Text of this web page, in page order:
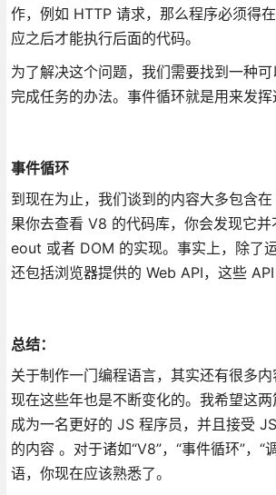
作，例如 HTTP 请求，那么程序必须得
应之后才能执行后面的代码。
为了解决这个问题，我们需要找到一种
完成任务的办法。事件循环就是用来发挥
事件循环
到现在为止，我们谈到的内容大多包含
果你去查看 V8 的代码库，你会发现它
eout 或者 DOM 的实现。事实上，除了
还包括浏览器提供的 Web API，这些 API
总结：
关于制作一门编程语言，其实还有很多
现在这些年也是不断变化的。我希望这
成为一名更好的 JS 程序员，并且接受
的内容 。对于诸如“V8”，“事件循环”，“
语，你现在应该熟悉了。